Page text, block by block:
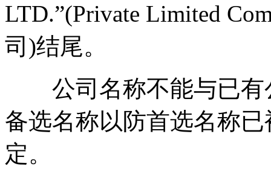
LTD.”(Private Limited
司)结尾。
公司名称不能与已有
备选名称以防首选名称
定。